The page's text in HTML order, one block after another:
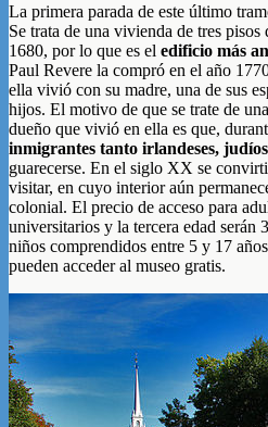
La primera parada de este último
Se trata de una vivienda de tres pisos
1680, por lo que es el edificio más
Paul Revere la compró en el año
ella vivió con su madre, una de sus
hijos. El motivo de que se trate de
dueño que vivió en ella es que,
inmigrantes tanto irlandeses,
guarecerse. En el siglo XX se
visitar, en cuyo interior aún
colonial. El precio de acceso para
universitarios y la tercera edad serán
niños comprendidos entre 5 y 17
pueden acceder al museo gratis.